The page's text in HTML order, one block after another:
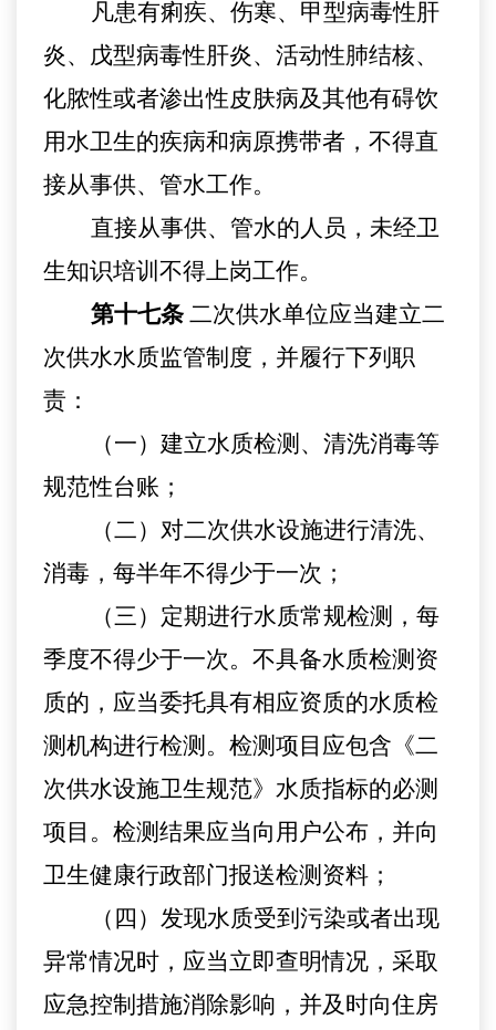
凡患有痢疾、伤寒、甲型病毒性肝
炎、戊型病毒性肝炎、活动性肺结核、
化脓性或者渗出性皮肤病及其他有碍饮
用水卫生的疾病和病原携带者，不得直
接从事供、管水工作。
直接从事供、管水的人员，未经卫
生知识培训不得上岗工作。
第十七条 二次供水单位应当建立二
次供水水质监管制度，并履行下列职
责：
（一）建立水质检测、清洗消毒等
规范性台账 ；
（二）对二次供水设施进行清洗、
消毒，每半年不得少于一次；
（三）定期进行水质常规检测，每
季度不得少于一次。不具备水质检测资
质的，应当委托具有相应资质的水质检
测机构进行检测。检测项目应包含《二
次供水设施卫生规范》水质指标的必测
项目。检测结果应当向用户公布，并向
卫生健康行政部门报送检测资料 ；
（四）发现水质受到污染或者出现
异常情况时，应当立即查明情况，采取
应急控制措施消除影响，并及时向住房